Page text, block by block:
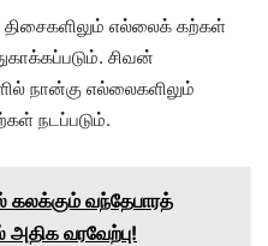
எல்லைக் கற்கள்
சிவன்
நான்கு எல்லைகளிலும்
நடப்படும்.
கலக்கும் வந்தேபாரத்
வரவேற்பு!